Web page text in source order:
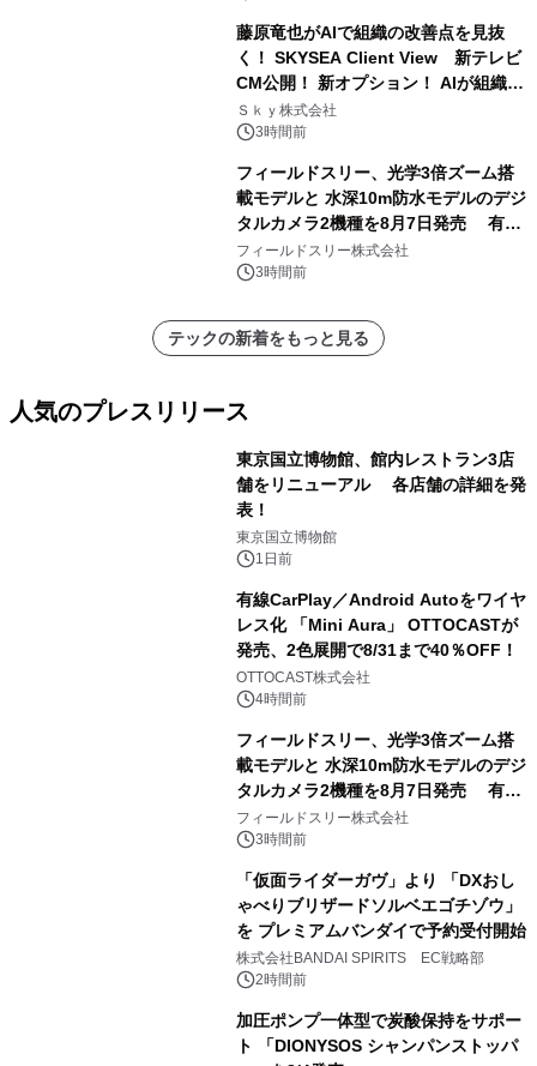
藤原竜也がAIで組織の改善点を見抜
く！ SKYSEA Client View 新テレビ
CM公開！ 新オプション！ AIが組織の
業務実態を分析し労務改善を支援。 藤
原竜也メイキング動画公開 「もしAIが
る自信がある」「昨年の夏はカブトム
シを捕まえたり、虫と戦ったり…」
Ｓｋｙ株式会社
3時間前
フィールドスリー、光学3倍ズーム搭
載モデルと 水深10m防水モデルのデジ
タルカメラ2機種を8月7日発売 有効
約1300万画素、用途別に選べるコンデ
ジ新登場
フィールドスリー株式会社
3時間前
テックの新着をもっと見る
人気のプレスリリース
東京国立博物館、館内レストラン3店
舗をリニューアル 各店舗の詳細を発
表！
東京国立博物館
1日前
有線CarPlay／Android Autoをワイヤ
レス化 「Mini Aura」 OTTOCASTが
発売、2色展開で8/31まで40％OFF！
OTTOCAST株式会社
4時間前
フィールドスリー、光学3倍ズーム搭
載モデルと 水深10m防水モデルのデジ
タルカメラ2機種を8月7日発売 有効
約1300万画素、用途別に選べるコンデ
ジ新登場
フィールドスリー株式会社
3時間前
「仮面ライダーガヴ」より 「DXおし
ゃべりブリザードソルベエゴチゾウ」
を プレミアムバンダイで予約受付開始
株式会社BANDAI SPIRITS EC戦略部
2時間前
加圧ポンプ一体型で炭酸保持をサポー
ト 「DIONYSOS シャンパンストッパ